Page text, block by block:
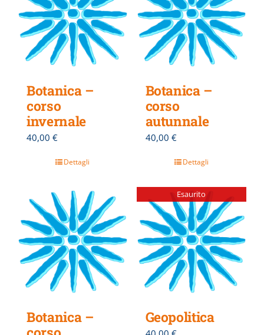
Botanica –
corso
invernale
40,00 €
Dettagli
Botanica –
corso
autunnale
40,00 €
Dettagli
Botanica –
Esaurito
Geopolitica